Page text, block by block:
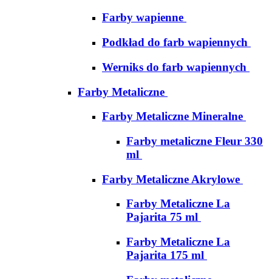
Farby wapienne
Podkład do farb wapiennych
Werniks do farb wapiennych
Farby Metaliczne
Farby Metaliczne Mineralne
Farby metaliczne Fleur 330
ml
Farby Metaliczne Akrylowe
Farby Metaliczne La
Pajarita 75 ml
Farby Metaliczne La
Pajarita 175 ml